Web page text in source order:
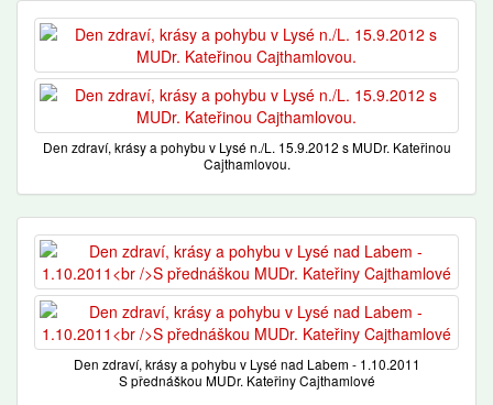
Den zdraví, krásy a pohybu v Lysé n./L. 15.9.2012 s MUDr. Kateřinou
Cajthamlovou.
Den zdraví, krásy a pohybu v Lysé nad Labem - 1.10.2011
S přednáškou MUDr. Kateřiny Cajthamlové